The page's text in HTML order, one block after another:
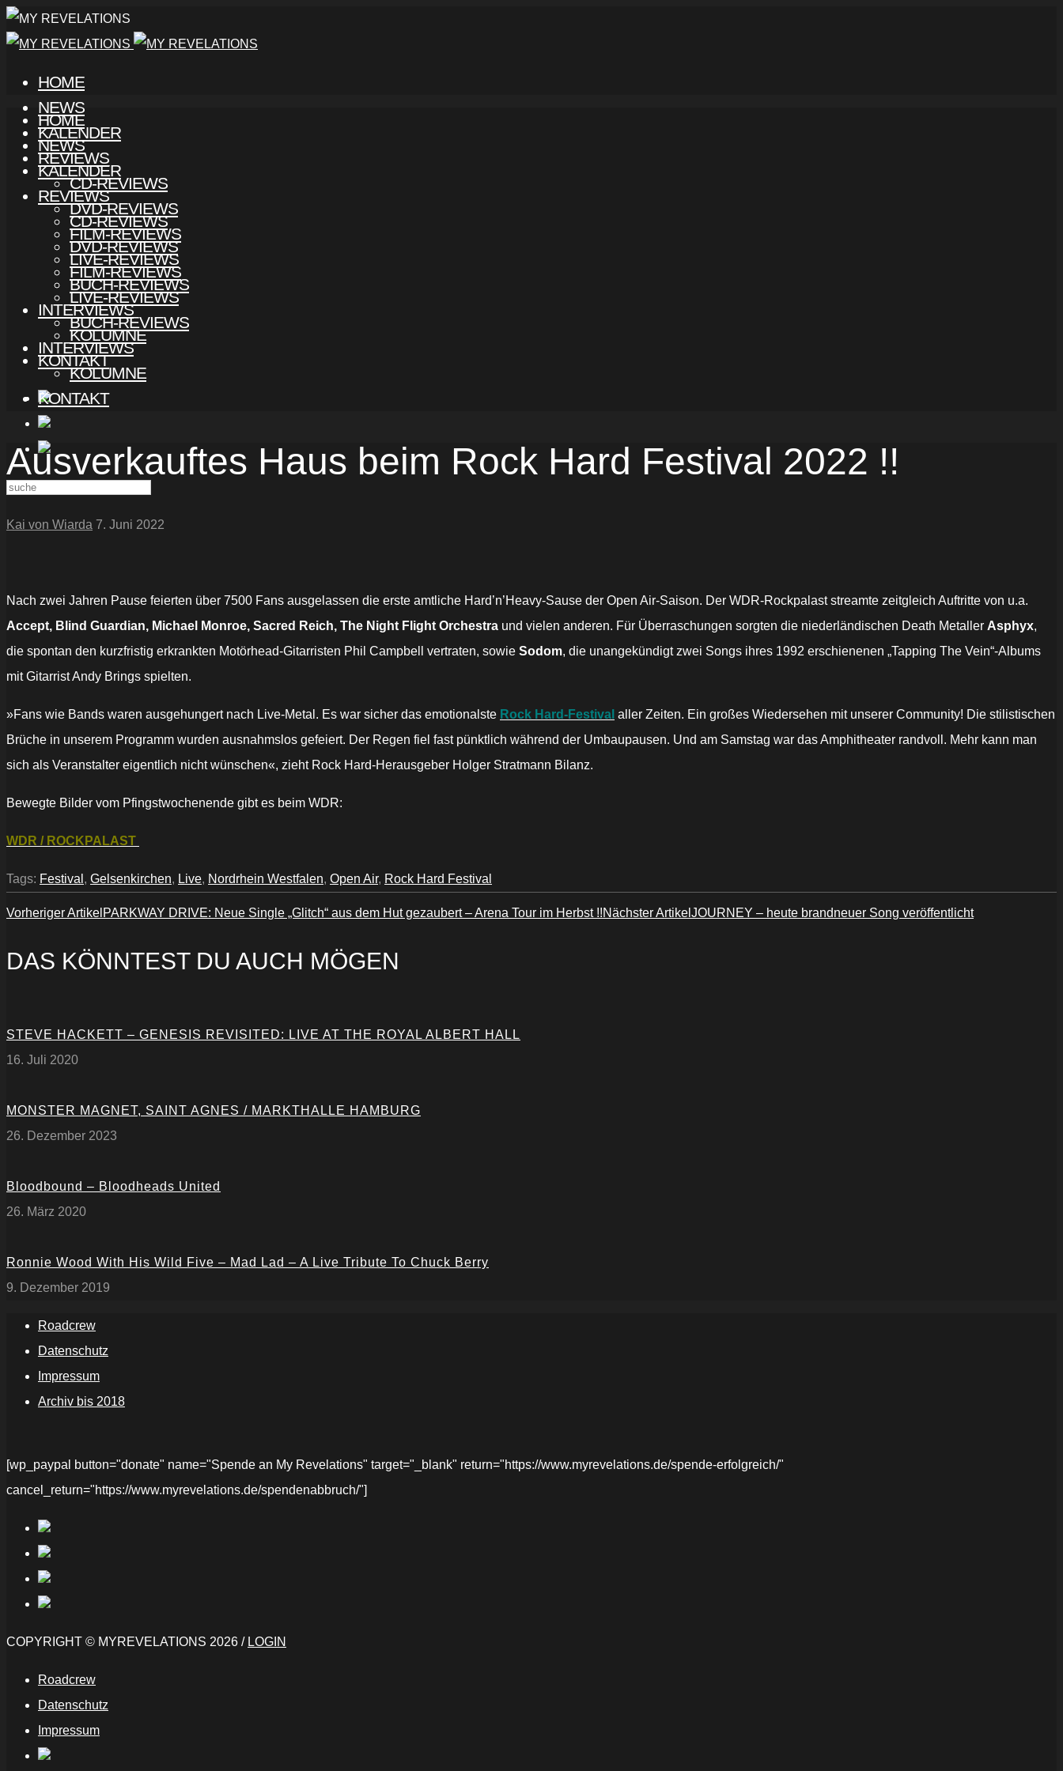
HOME
NEWS
KALENDER
REVIEWS
CD-REVIEWS
DVD-REVIEWS
FILM-REVIEWS
LIVE-REVIEWS
BUCH-REVIEWS
INTERVIEWS
KOLUMNE
KONTAKT
HOME
NEWS
KALENDER
REVIEWS
CD-REVIEWS
DVD-REVIEWS
FILM-REVIEWS
LIVE-REVIEWS
BUCH-REVIEWS
INTERVIEWS
KOLUMNE
KONTAKT
Ausverkauftes Haus beim Rock Hard Festival 2022 !!
Kai von Wiarda 7. Juni 2022
Nach zwei Jahren Pause feierten über 7500 Fans ausgelassen die erste amtliche Hard’n’Heavy-Sause der Open Air-Saison. Der WDR-Rockpalast streamte zeitgleich Auftritte von u.a.
Accept, Blind Guardian, Michael Monroe, Sacred Reich, The Night Flight Orchestra und vielen anderen. Für Überraschungen sorgten die niederländischen Death Metaller Asphyx,
die spontan den kurzfristig erkrankten Motörhead-Gitarristen Phil Campbell vertraten, sowie Sodom, die unangekündigt zwei Songs ihres 1992 erschienenen „Tapping The Vein“-Albums
mit Gitarrist Andy Brings spielten.
»Fans wie Bands waren ausgehungert nach Live-Metal. Es war sicher das emotionalste Rock Hard-Festival aller Zeiten. Ein großes Wiedersehen mit unserer Community! Die stilistischen
Brüche in unserem Programm wurden ausnahmslos gefeiert. Der Regen fiel fast pünktlich während der Umbaupausen. Und am Samstag war das Amphitheater randvoll. Mehr kann man
sich als Veranstalter eigentlich nicht wünschen«, zieht Rock Hard-Herausgeber Holger Stratmann Bilanz.
Bewegte Bilder vom Pfingstwochenende gibt es beim WDR:
WDR / ROCKPALAST
Tags: Festival , Gelsenkirchen, Live, Nordrhein Westfalen, Open Air, Rock Hard Festival
Vorheriger Artikel PARKWAY DRIVE: Neue Single „Glitch“ aus dem Hut gezaubert – Arena Tour im Herbst !!Nächster Artikel JOURNEY – heute brandneuer Song veröffentlicht
DAS KÖNNTEST DU AUCH MÖGEN
STEVE HACKETT – GENESIS REVISITED: LIVE AT THE ROYAL ALBERT HALL
16. Juli 2020
MONSTER MAGNET, SAINT AGNES / MARKTHALLE HAMBURG
26. Dezember 2023
Bloodbound – Bloodheads United
26. März 2020
Ronnie Wood With His Wild Five – Mad Lad – A Live Tribute To Chuck Berry
9. Dezember 2019
Roadcrew
Datenschutz
Impressum
Archiv bis 2018
[wp_paypal button="donate" name="Spende an My Revelations" target="_blank" return="https://www.myrevelations.de/spende-erfolgreich/"
cancel_return="https://www.myrevelations.de/spendenabbruch/"]
COPYRIGHT © MYREVELATIONS 2026 / LOGIN
Roadcrew
Datenschutz
Impressum